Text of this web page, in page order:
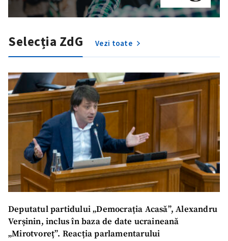
Selecția ZdG Vezi toate
Deputatul partidului „Democrația Acasă”, Alexandru
Verșinin, inclus în baza de date ucraineană
„Mirotvoreț”. Reacția parlamentarului